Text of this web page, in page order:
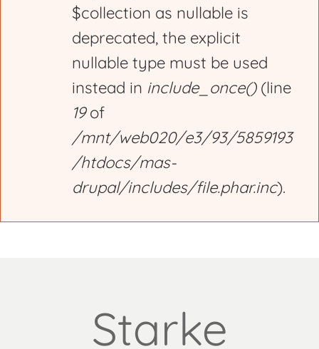
$collection as nullable is
deprecated, the explicit
nullable type must be used
instead in include_once()(line
19of
/mnt/web020/e3/93/5859193
/htdocs/mas-
drupal/includes/file.phar.inc).
Starke